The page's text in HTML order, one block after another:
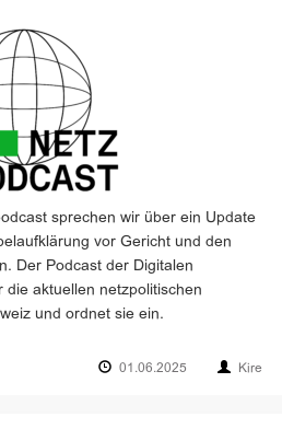
sprechen wir über ein Update
vor Gericht und den
Der Podcast der Digitalen
aktuellen netzpolitischen
und ordnet sie ein.
01.06.2025 Kire